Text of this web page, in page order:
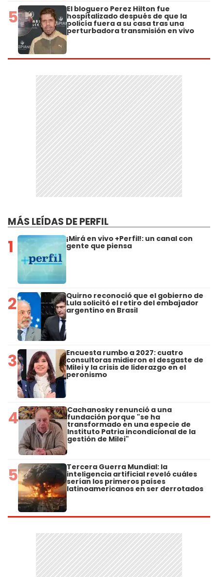
5 El bloguero Perez Hilton fue
hospitalizado después de que la
policía fuera a su casa tras una
perturbadora transmisión en vivo
MÁS LEÍDAS DE PERFIL
1 ¡Mirá en vivo +Perfil!: un canal con
gente que piensa
2 Quirno reconoció que el gobierno de
Lula solicitó el retiro del embajador
argentino en Brasil
3 Encuesta rumbo a 2027: cuatro
consultoras midieron el desgaste de
Milei y la crisis de liderazgo en el
peronismo
4 Cachanosky renunció a una
fundación porque "se ha
transformado en una especie de
Instituto Patria incondicional de la
gestión de Milei"
5 Tercera Guerra Mundial: la
inteligencia artificial reveló cuáles
serían los primeros países
latinoamericanos en ser derrotados